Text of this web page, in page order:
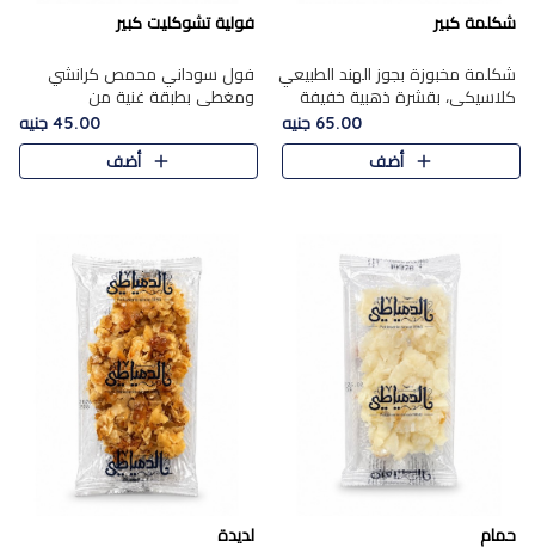
شكلمة كبير
شكلمة مخبوزة بجوز الهند الطبيعي
كلاسيكي، بقشرة ذهبية خفيفة
وقلب طري رطب يذوب في الفم،
تمنحك المذاق الشرقي الحلو الأصيل
التقليدي في كل لقمة.
65.00 جنيه
أضف
فولية تشوكليت كبير
فول سوداني محمص كرانشي
ومغطى بطبقة غنية من
الشوكولاتة، يجمع بين طعم
القرمشة الأصيلة الكلاسكيكية
التقليدية للفول السوداني وحلاوة
45.00 جنيه
أضف
حمام لديدة